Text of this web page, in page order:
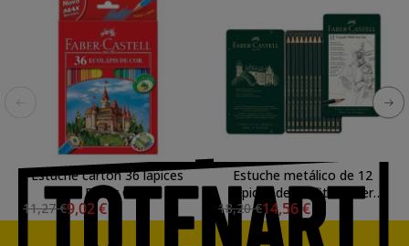
Estuche cartón 36 lapices
color Faber Castell
11,27 €9,02 €
Estuche metálico de 12
lápices de grafito Faber
Castell 9000 Art Set
18,20 €14,56 €